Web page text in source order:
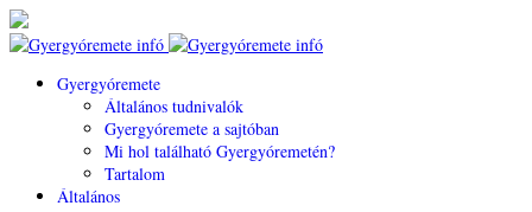
Gyergyóremete
Általános tudnivalók
Gyergyóremete a sajtóban
Mi hol található Gyergyóremetén?
Tartalom
Általános